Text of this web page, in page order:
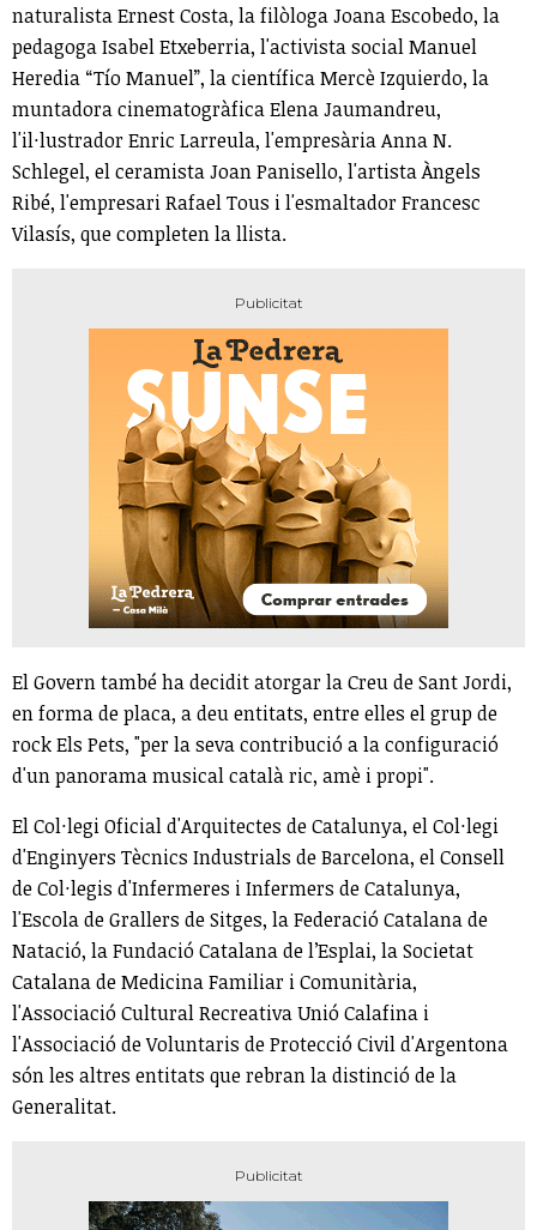
naturalista Ernest Costa, la filòloga Joana Escobedo, la
pedagoga Isabel Etxeberria, l'activista social Manuel
Heredia “Tío Manuel”, la científica Mercè Izquierdo, la
muntadora cinematogràfica Elena Jaumandreu,
l'il·lustrador Enric Larreula, l'empresària Anna N.
Schlegel, el ceramista Joan Panisello, l'artista Àngels
Ribé, l'empresari Rafael Tous i l'esmaltador Francesc
Vilasís, que completen la llista.
El Govern també ha decidit atorgar la Creu de Sant Jordi,
en forma de placa, a deu entitats, entre elles el grup de
rock Els Pets, "per la seva contribució a la configuració
d'un panorama musical català ric, amè i propi".
El Col·legi Oficial d'Arquitectes de Catalunya, el Col·legi
d'Enginyers Tècnics Industrials de Barcelona, el Consell
de Col·legis d'Infermeres i Infermers de Catalunya,
l'Escola de Grallers de Sitges, la Federació Catalana de
Natació, la Fundació Catalana de l’Esplai, la Societat
Catalana de Medicina Familiar i Comunitària,
l'Associació Cultural Recreativa Unió Calafina i
l'Associació de Voluntaris de Protecció Civil d'Argentona
són les altres entitats que rebran la distinció de la
Generalitat.